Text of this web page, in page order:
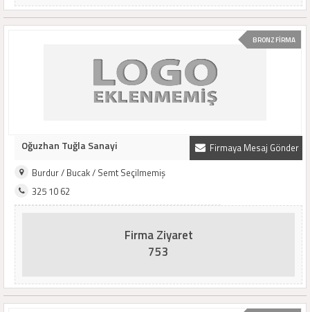
BRONZ FİRMA
Firmaya Mesaj Gönder
Oğuzhan Tuğla Sanayi
Burdur / Bucak / Semt Seçilmemiş
325 10 62
Firma Ziyaret
753